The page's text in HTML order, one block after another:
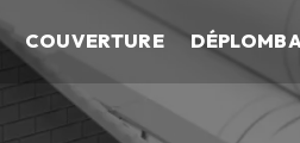
COUVERTURE